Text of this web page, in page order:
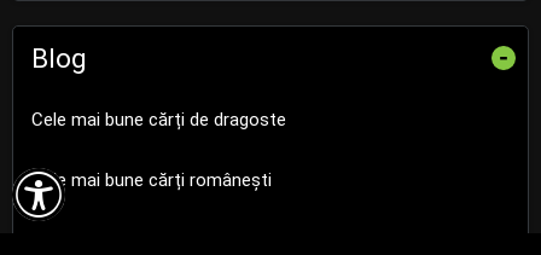

Blog -
Cele mai bune cărți de dragoste
Cele mai bune cărți românești